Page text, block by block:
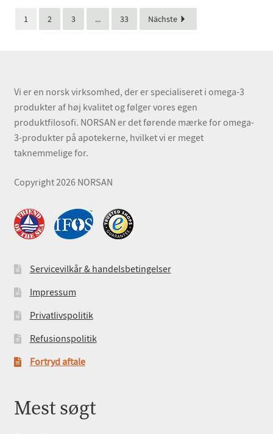
1 2 3 ... 33 Nächste
Vi er en norsk virksomhed, der er specialiseret i omega-3
produkter af høj kvalitet og følger vores egen
produktfilosofi. NORSAN er det førende mærke for omega-
3-produkter på apotekerne, hvilket vi er meget
taknemmelige for.
Copyright 2026 NORSAN
Servicevilkår & handelsbetingelser
Impressum
Privatlivspolitik
Refusionspolitik
Fortryd aftale
Mest søgt